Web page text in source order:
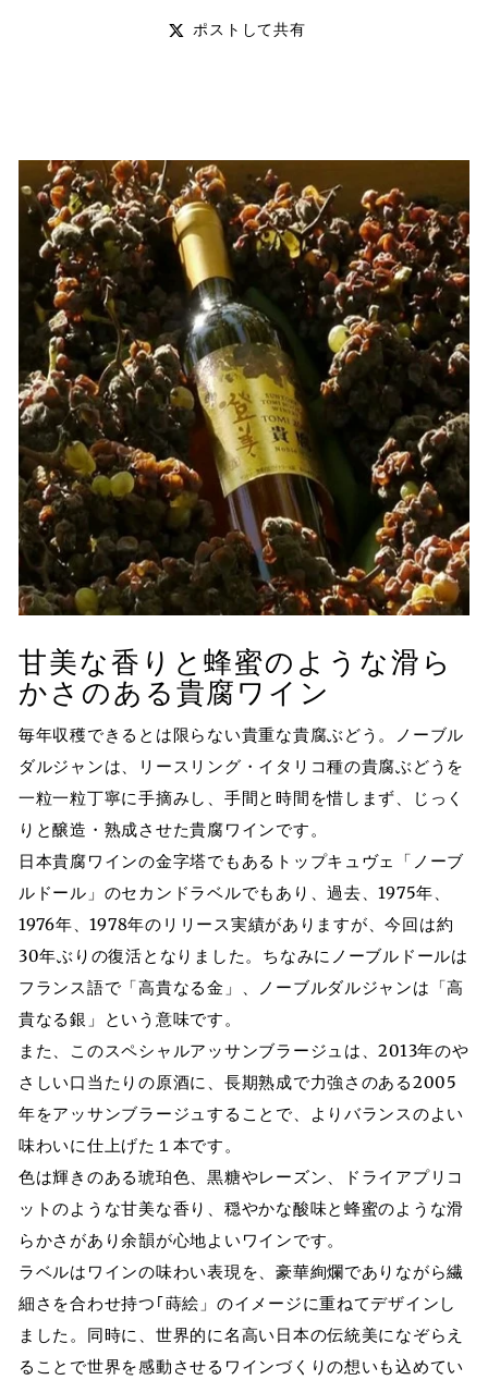
ポストして共有
て
共
有
甘美な香りと蜂蜜のような滑ら
かさのある貴腐ワイン
毎年収穫できるとは限らない貴重な貴腐ぶどう。ノーブル
ダルジャンは、リースリング・イタリコ種の貴腐ぶどうを
一粒一粒丁寧に手摘みし、手間と時間を惜しまず、じっく
りと醸造・熟成させた貴腐ワインです。
日本貴腐ワインの金字塔でもあるトップキュヴェ「ノーブ
ルドール」のセカンドラベルでもあり、過去、1975年、
1976年、1978年のリリース実績がありますが、今回は約
30年ぶりの復活となりました。ちなみにノーブルドールは
フランス語で「高貴なる金」、ノーブルダルジャンは「高
貴なる銀」という意味です。
また、このスペシャルアッサンブラージュは、2013年のや
さしい口当たりの原酒に、長期熟成で力強さのある2005
年をアッサンブラージュすることで、よりバランスのよい
味わいに仕上げた１本です。
色は輝きのある琥珀色、黒糖やレーズン、ドライアプリコ
ットのような甘美な香り、穏やかな酸味と蜂蜜のような滑
らかさがあり余韻が心地よいワインです。
ラベルはワインの味わい表現を、豪華絢爛でありながら繊
細さを合わせ持つ｢蒔絵」のイメージに重ねてデザインし
ました。同時に、世界的に名高い日本の伝統美になぞらえ
ることで世界を感動させるワインづくりの想いも込めてい